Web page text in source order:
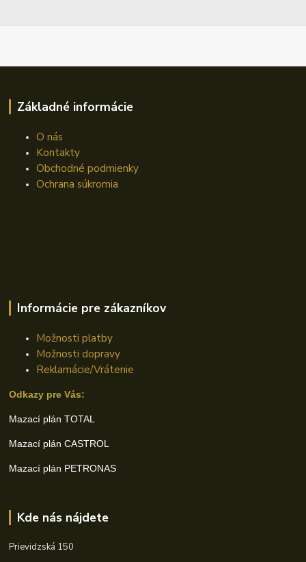
Základné informácie
O nás
Kontakty
Obchodné podmienky
Ochrana súkromia
Informácie pre zákazníkov
Možnosti platby
Možnosti dopravy
Reklamácie/Vrátenie
Odkazy pre Vás:
Mazací plán TOTAL
Mazací plán CASTROL
Mazací plán PETRONAS
Kde nás nájdete
Prievidzská 150